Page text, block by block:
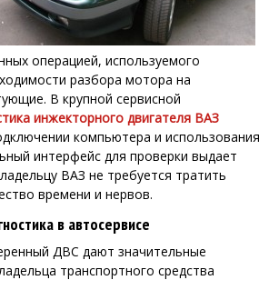
операцией, используемого
разбора мотора на
В крупной сервисной
инжекторного двигателя ВАЗ
компьютера и использования
интерфейс для проверки выдает
ВАЗ не требуется тратить
времени и нервов.
в автосервисе
ДВС дают значительные
транспортного средства